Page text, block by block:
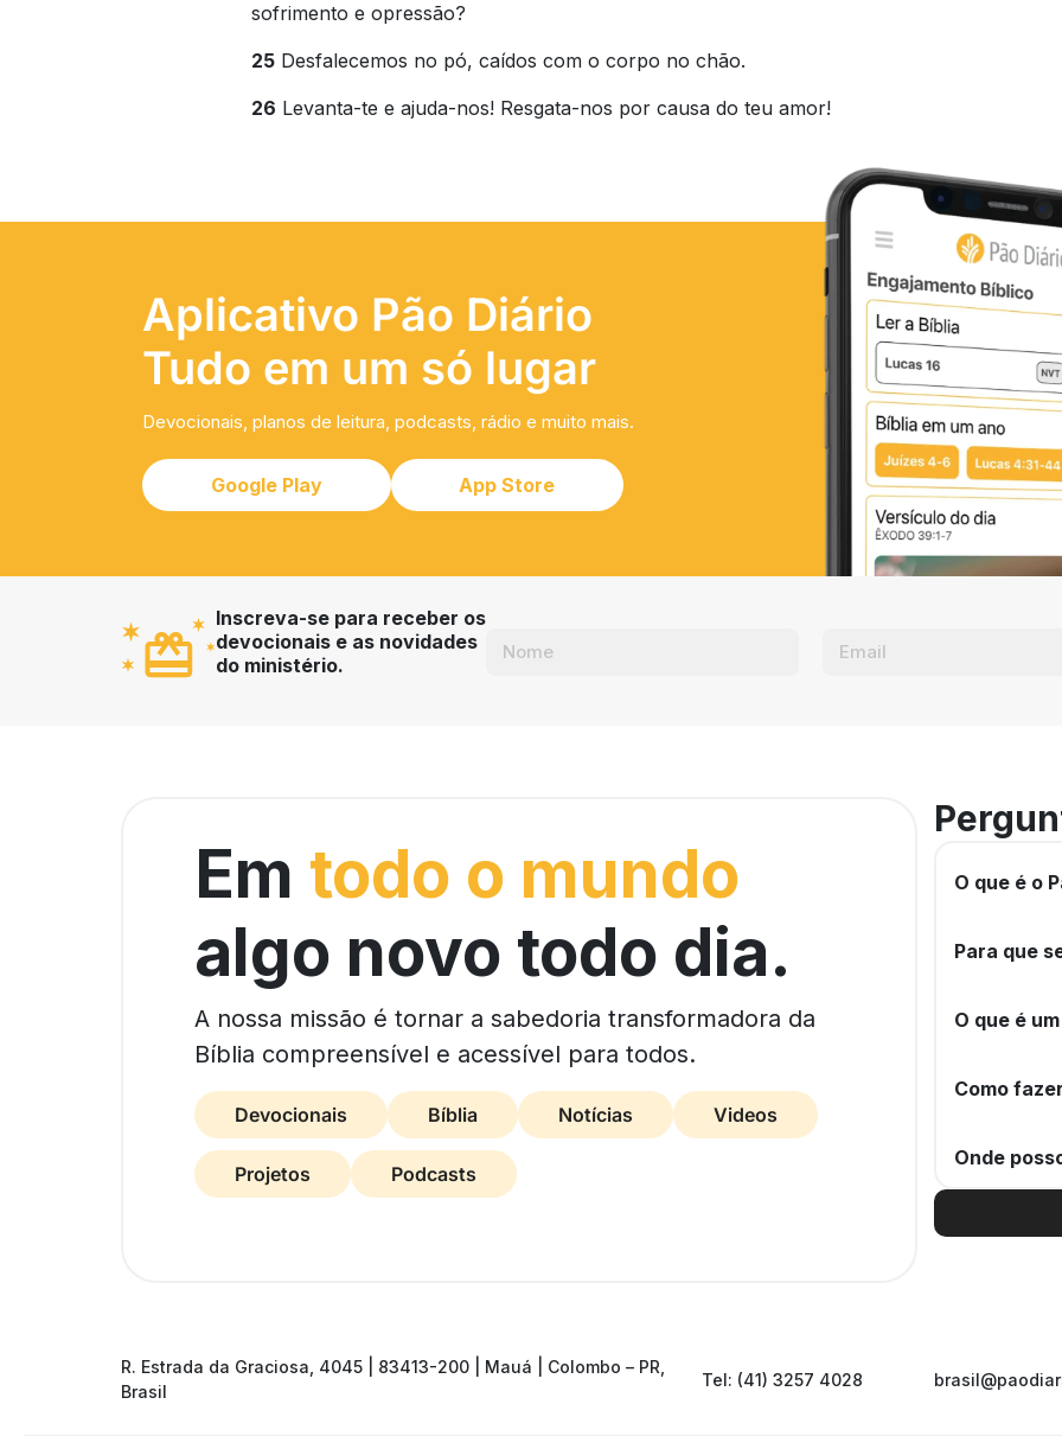
sofrimento e opressão?
25 Desfalecemos no pó, caídos com o corpo no chão.
26 Levanta-te e ajuda-nos! Resgata-nos por causa do teu amor!
Aplicativo Pão Diário
Tudo em um só lugar
Devocionais, planos de leitura, podcasts, rádio e muito mais.
Google Play App Store
Inscreva-se para receber os
devocionais e as novidades
do ministério.
Em todo o mundo
algo novo todo dia.
A nossa missão é tornar a sabedoria transformadora da
Bíblia compreensível e acessível para todos.
Devocionais Bíblia Notícias Videos
Projetos Podcasts
O que é o
Para que
O que é
Como
Onde
R. Estrada da Graciosa, 4045 | 83413-200 | Mauá | Colombo – PR,
Brasil
Tel: (41) 3257 4028